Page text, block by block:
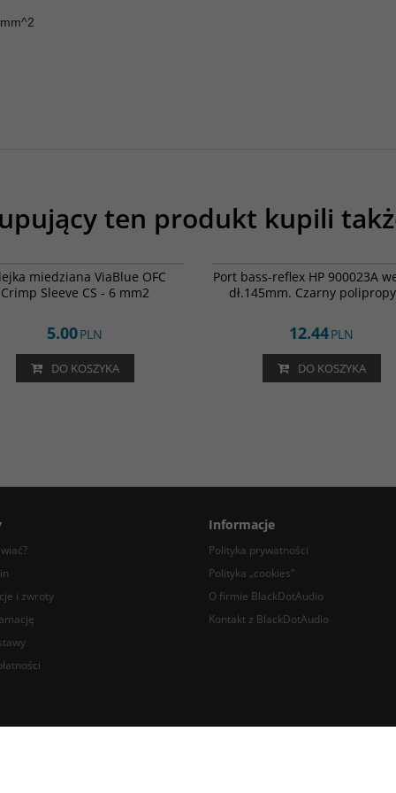
ten produkt kupili
BESTSELLER
miedziana ViaBlue OFC
Crimp Sleeve CS - 6 mm2
5.00PLN
DO KOSZYKA
Port bass-reflex HP 900023A
dł.145mm. Czarny
12.44PLN
DO KOSZYKA
i zwroty
Informacje
Polityka prywatności
Polityka „cookies”
O firmie BlackDotAudio
Kontakt z BlackDotAudio